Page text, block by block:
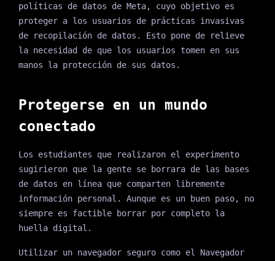
políticas de datos de Meta, cuyo objetivo es
proteger a los usuarios de prácticas invasivas
de recopilación de datos. Esto pone de relieve
la necesidad de que los usuarios tomen en sus
manos la protección de sus datos.
Protegerse en un mundo
conectado
Los estudiantes que realizaron el experimento
sugirieron que la gente se borrara de las bases
de datos en línea que comparten libremente
información personal. Aunque es un buen paso, no
siempre es factible borrar por completo la
huella digital.
Utilizar un navegador seguro como el Navegador